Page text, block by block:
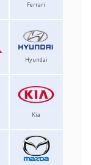
Ferrari
Hyundai
Kia